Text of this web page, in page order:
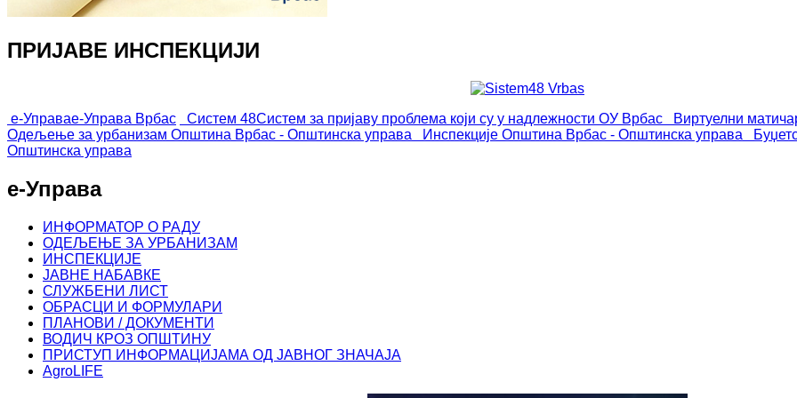
ПРИЈАВЕ ИНСПЕКЦИЈИ
е-Управае-Управа Врбас Систем 48Систем за пријаву проблема који су у надлежности ОУ Врбас
Виртуелни
Одељење за урбанизам Општина Врбас - Општинска управа Инспекције Општина Врбас - Општинска управа
Општинска управа
е-Управа
ИНФОРМАТОР О РАДУ
ОДЕЉЕЊЕ ЗА УРБАНИЗАМ
ИНСПЕКЦИЈЕ
ЈАВНЕ НАБАВКЕ
СЛУЖБЕНИ ЛИСТ
ОБРАСЦИ И ФОРМУЛАРИ
ПЛАНОВИ / ДОКУМЕНТИ
ВОДИЧ КРОЗ ОПШТИНУ
ПРИСТУП ИНФОРМАЦИЈАМА ОД ЈАВНОГ ЗНАЧАЈА
AgroLIFE